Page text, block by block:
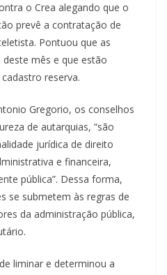
o Crea alegando que o
prevê a contratação de
Pontuou que as
mês e que estão
reserva.
Gregorio, os conselhos
de autarquias, “são
jurídica de direito
e financeira,
pública”. Dessa forma,
se submetem às regras de
da administração pública,
liminar e determinou a